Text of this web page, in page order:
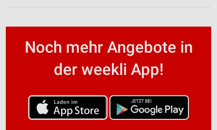
Noch mehr Angebote in
der weekli App!